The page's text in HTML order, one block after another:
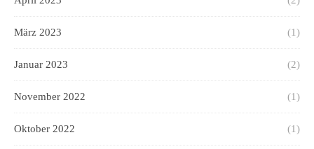
März 2023 (1)
Januar 2023 (2)
November 2022 (1)
Oktober 2022 (1)